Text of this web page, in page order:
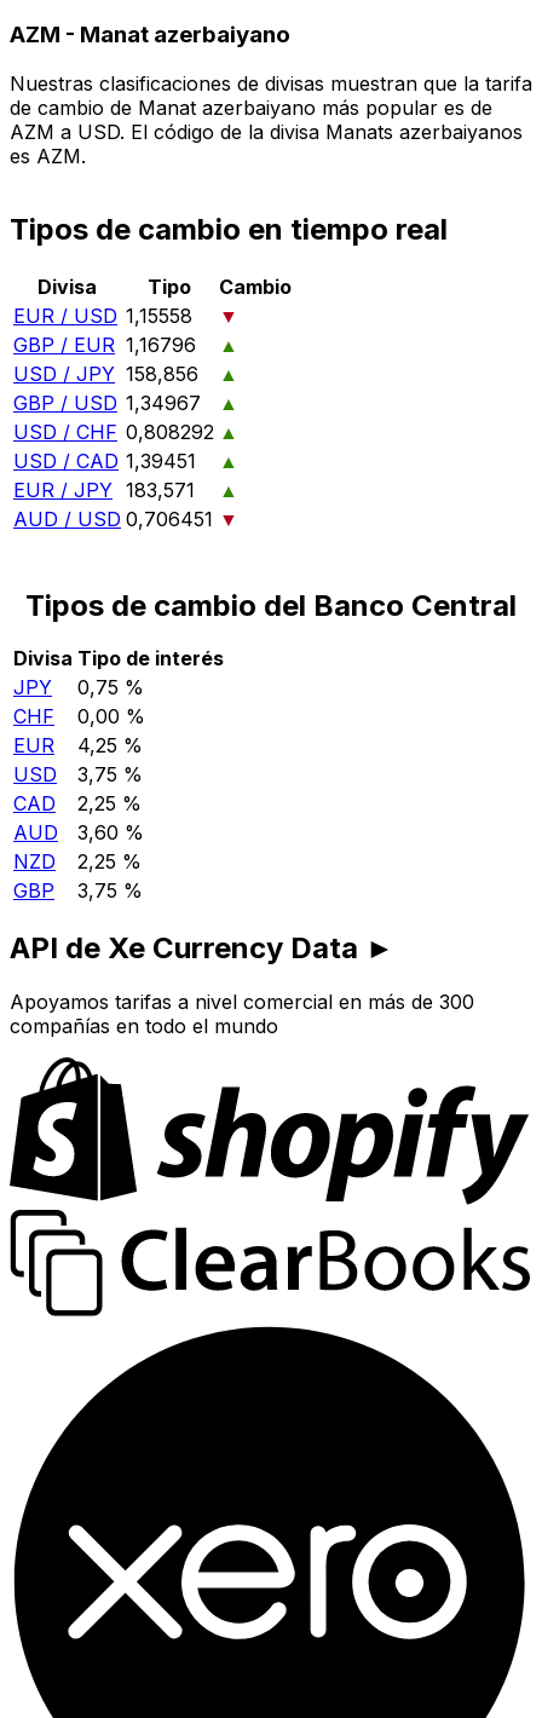
AZM - Manat azerbaiyano
Nuestras clasificaciones de divisas muestran que la tarifa
de cambio de Manat azerbaiyano más popular es de
AZM a USD. El código de la divisa Manats azerbaiyanos
es AZM.
Tipos de cambio en tiempo real
Divisa Tipo
Cambio
EUR / USD 1,15558
▼
GBP / EUR 1,16796
▲
USD / JPY 158,856
▲
GBP / USD 1,34967
▲
USD / CHF 0,808292 ▲
USD / CAD 1,39451
▲
EUR / JPY 183,571
▲
AUD / USD 0,706451 ▼
Tipos de cambio del Banco Central
Divisa Tipo de interés
JPY
0,75 %
CHF
0,00 %
EUR
4,25 %
USD
3,75 %
CAD
2,25 %
AUD
3,60 %
NZD
2,25 %
GBP
3,75 %
API de Xe Currency Data ►
Apoyamos tarifas a nivel comercial en más de 300
compañías en todo el mundo